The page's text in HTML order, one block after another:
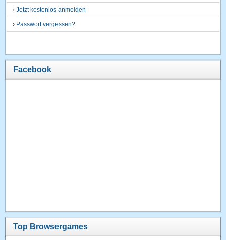
›Jetzt kostenlos anmelden
› Passwort vergessen?
Facebook
Top Browsergames